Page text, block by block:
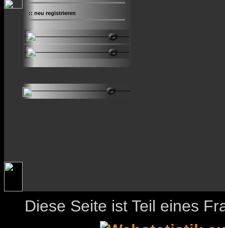
:: neu registrieren
Diese Seite ist Teil eines